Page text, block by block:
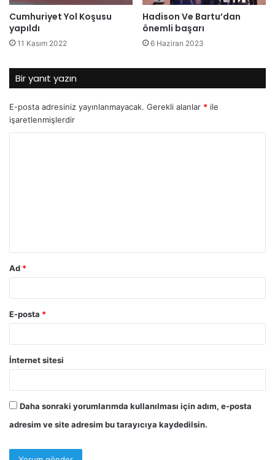
Cumhuriyet Yol Koşusu
yapıldı
11 Kasım 2022
Hadison Ve Bartu’dan
önemli başarı
6 Haziran 2023
Bir yanıt yazın
E-posta adresiniz yayınlanmayacak. Gerekli alanlar * ile
işaretlenmişlerdir
Ad *
E-posta *
İnternet sitesi
Daha sonraki yorumlarımda kullanılması için adım, e-posta
adresim ve site adresim bu tarayıcıya kaydedilsin.